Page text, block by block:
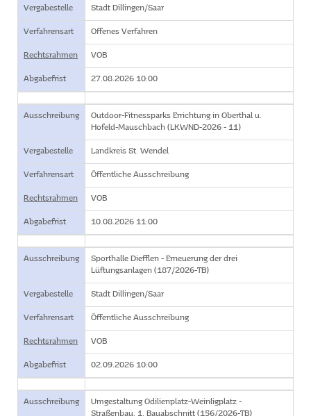
Vergabestelle Stadt Dillingen/Saar
Verfahrensart Offenes Verfahren
Rechtsrahmen VOB
Abgabefrist 27.08.2026 10:00
Ausschreibung
Outdoor-Fitnessparks Errichtung in Oberthal u.
Hofeld-Mauschbach (LKWND-2026 - 11)
Vergabestelle Landkreis St. Wendel
Verfahrensart Öffentliche Ausschreibung
Rechtsrahmen VOB
Abgabefrist 10.08.2026 11:00
Ausschreibung
Sporthalle Diefflen - Erneuerung der drei
Lüftungsanlagen (187/2026-TB)
Vergabestelle Stadt Dillingen/Saar
Verfahrensart Öffentliche Ausschreibung
Rechtsrahmen VOB
Abgabefrist 02.09.2026 10:00
Ausschreibung
Umgestaltung Odilienplatz-Weinligplatz -
Straßenbau, 1. Bauabschnitt (156/2026-TB)